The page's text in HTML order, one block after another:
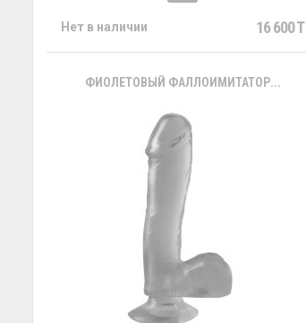
Нет в наличии 16 600 T
ФИОЛЕТОВЫЙ ФАЛЛОИМИТАТОР...